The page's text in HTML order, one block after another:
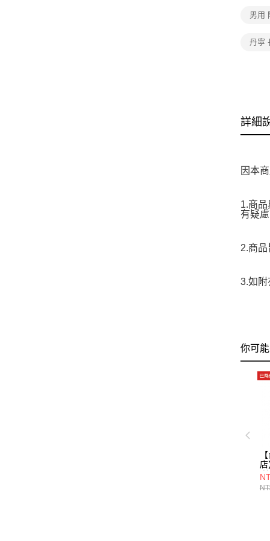
男用
丹寧
詳細
因本
1.商
有疑
2.商
3.如附
你可